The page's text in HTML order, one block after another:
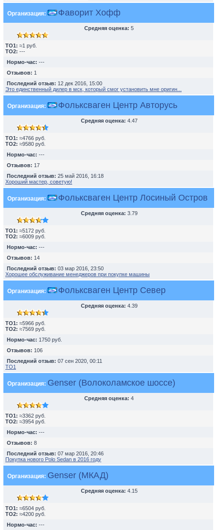
Организация: Фаворит Хофф
Средняя оценка: 5
TO1: ≈1 руб.
TO2: ---
Нормо-час: ---
Отзывов: 1
Последний отзыв: 12 дек 2016, 15:00
Это единственный дилер в мск, который смог установить мне оригин...
Организация: Фольксваген Центр Авторусь
Средняя оценка: 4.47
TO1: ≈4766 руб.
TO2: ≈9580 руб.
Нормо-час: ---
Отзывов: 17
Последний отзыв: 25 май 2016, 16:18
Хороший мастер, советую!
Организация: Фольксваген Центр Лосиный Остров
Средняя оценка: 3.79
TO1: ≈5172 руб.
TO2: ≈6009 руб.
Нормо-час: ---
Отзывов: 14
Последний отзыв: 03 мар 2016, 23:50
Хорошее обслуживание менеджеров при покупке машины
Организация: Фольксваген Центр Север
Средняя оценка: 4.39
TO1: ≈5966 руб.
TO2: ≈7569 руб.
Нормо-час: 1750 руб.
Отзывов: 106
Последний отзыв: 07 сен 2020, 00:11
ТО1
Организация: Genser (Волоколамское шоссе)
Средняя оценка: 4
TO1: ≈3362 руб.
TO2: ≈3954 руб.
Нормо-час: ---
Отзывов: 8
Последний отзыв: 07 мар 2016, 20:46
Покупка нового Polo Sedan в 2016 году
Организация: Genser (МКАД)
Средняя оценка: 4.15
TO1: ≈6504 руб.
TO2: ≈4200 руб.
Нормо-час: ---